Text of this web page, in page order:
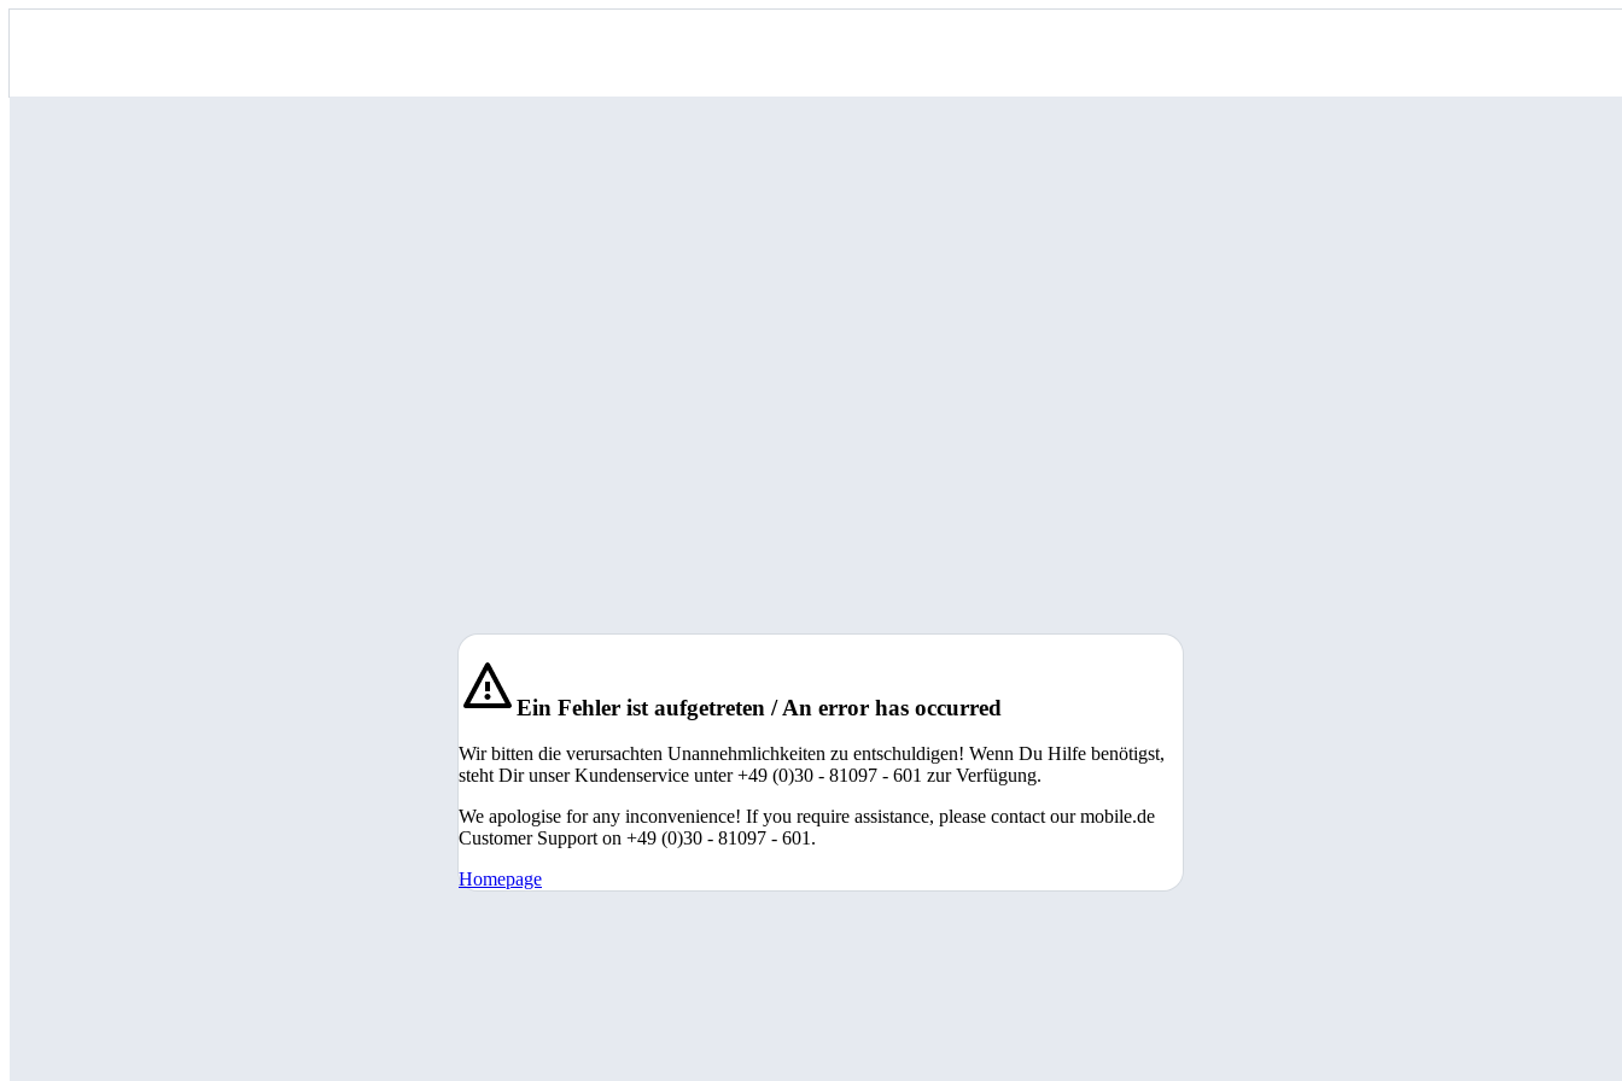
Ein Fehler ist aufgetreten / An error has occurred
Wir bitten die verursachten Unannehmlichkeiten zu entschuldigen! Wenn Du Hilfe benötigst,
steht Dir unser Kundenservice unter +49 (0)30 - 81097 - 601 zur Verfügung.
We apologise for any inconvenience! If you require assistance, please contact our mobile.de
Customer Support on +49 (0)30 - 81097 - 601.
Homepage